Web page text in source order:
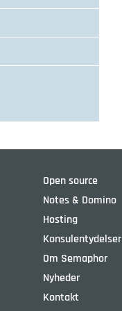
Open source
Notes & Domino
Hosting
Konsulentydelser
Om Semaphor
Nyheder
Kontakt